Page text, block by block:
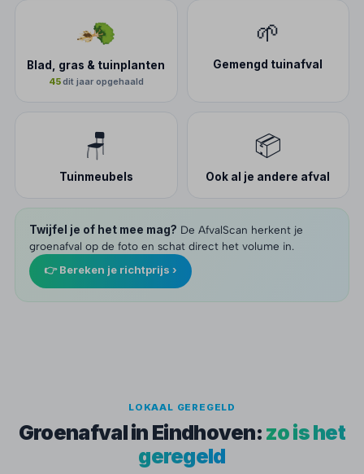
Blad, gras & tuinplanten
45dit jaar opgehaald
🌱
Gemengd tuinafval
🪑
Tuinmeubels
📦
Ook al je andere afval
Twijfel je of het mee mag? De AfvalScan herkent je
groenafval op de foto en schat direct het volume in.
👉 Bereken je richtprijs ›
LOKAAL GEREGELD
Groenafval in Eindhoven: zo is het
geregeld